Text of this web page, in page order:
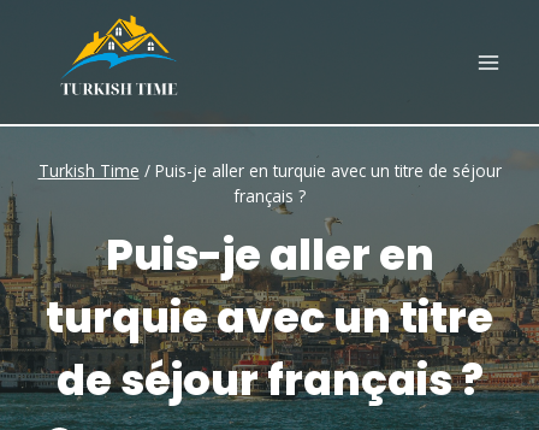
content
Turkish Time / Puis-je aller en turquie avec un titre de séjour
français ?
Puis-je aller en
turquie avec un titre
de séjour français ?